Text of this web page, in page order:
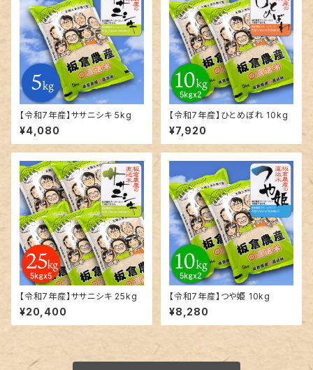
【令和7年産】ササニシキ 5kg
¥4,080
【令和7年産】ひとめぼれ 10kg
¥7,920
【令和7年産】ササニシキ 25kg
¥20,400
【令和7年産】つや姫 10kg
¥8,280